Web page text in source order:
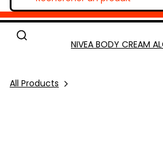
All Products
NIVEA BODY CREAM